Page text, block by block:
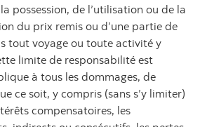
possession, de l’utilisation ou de la
du prix remis ou d’une partie de
tout voyage ou toute activité y
limite de responsabilité est
à tous les dommages, de
ce soit, y compris (sans s’y limiter)
compensatoires, les